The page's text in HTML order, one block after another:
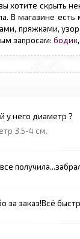
хотите скрыть
В магазине
пряжками,
запросам: бодик,
у него диаметр ?
3.5-4 см.
за заказ!Всё